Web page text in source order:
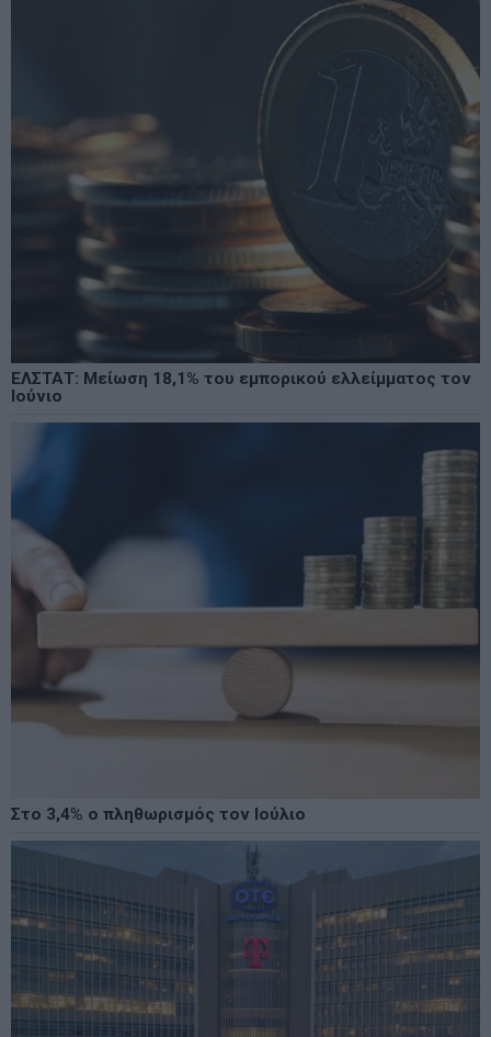
ΕΛΣΤΑΤ: Μείωση 18,1% του εμπορικού ελλείμματος τον
Ιούνιο
Στο 3,4% ο πληθωρισμός τον Ιούλιο